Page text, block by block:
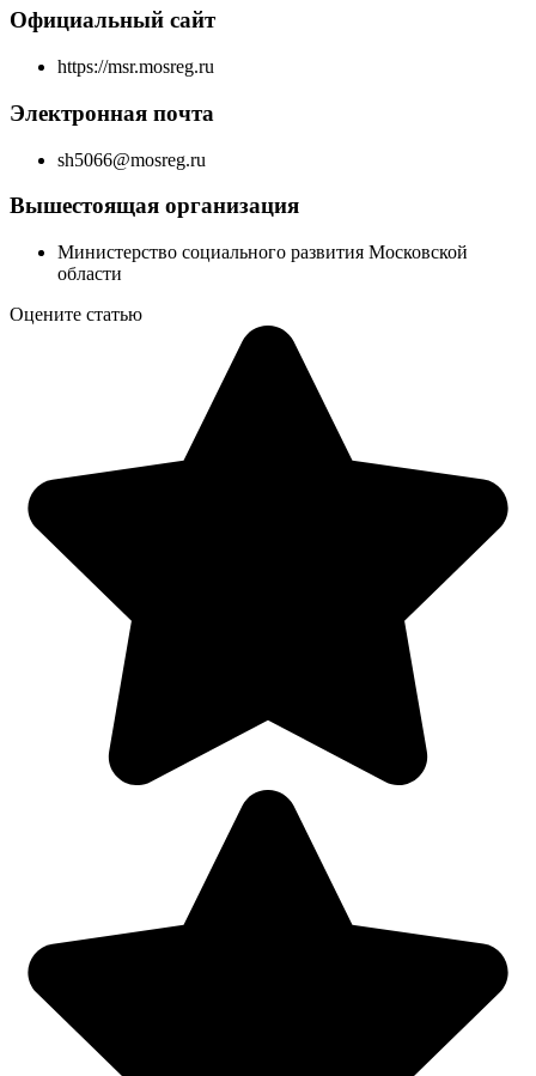
Официальный сайт
https://msr.mosreg.ru
Электронная почта
sh5066@mosreg.ru
Вышестоящая организация
Министерство социального развития Московской
области
Оцените статью